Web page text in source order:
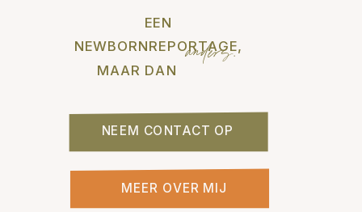
EEN
NEWBORNREPORTAGE,
MAAR DAN
anders.
NEEM CONTACT OP
MEER OVER MIJ